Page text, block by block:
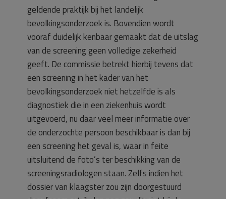
geldende praktijk bij het landelijk
bevolkingsonderzoek is. Bovendien wordt
vooraf duidelijk kenbaar gemaakt dat de uitslag
van de screening geen volledige zekerheid
geeft. De commissie betrekt hierbij tevens dat
een screening in het kader van het
bevolkingsonderzoek niet hetzelfde is als
diagnostiek die in een ziekenhuis wordt
uitgevoerd, nu daar veel meer informatie over
de onderzochte persoon beschikbaar is dan bij
een screening het geval is, waar in feite
uitsluitend de foto’s ter beschikking van de
screeningsradiologen staan. Zelfs indien het
dossier van klaagster zou zijn doorgestuurd